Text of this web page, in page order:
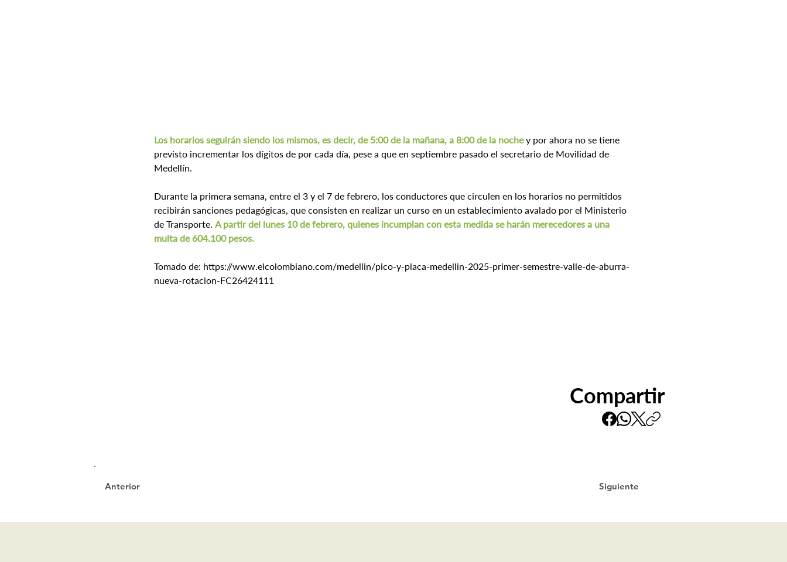
Los horarios seguirán siendo los mismos, es decir, de 5:00 de la mañana, a 8:00 de la noche y por ahora no se tiene
previsto incrementar los dígitos de por cada día, pese a que en septiembre pasado el secretario de Movilidad de
Medellín.
Durante la primera semana, entre el 3 y el 7 de febrero, los conductores que circulen en los horarios no permitidos
recibirán sanciones pedagógicas, que consisten en realizar un curso en un establecimiento avalado por el Ministerio
de Transporte. A partir del lunes 10 de febrero, quienes incumplan con esta medida se harán merecedores a una
multa de 604.100 pesos.
Tomado de: https://www.elcolombiano.com/medellin/pico-y-placa-medellin-2025-primer-semestre-valle-de-aburra-
nueva-rotacion-FC26424111
Compartir
Siguiente
Anterior